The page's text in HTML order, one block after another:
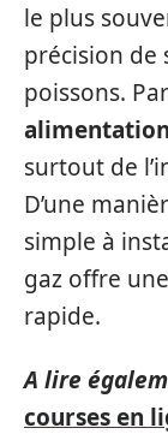
le plus
précision de
poissons.
surtout de
D’une
simple à
gaz offre
rapide.
A lire
courses en